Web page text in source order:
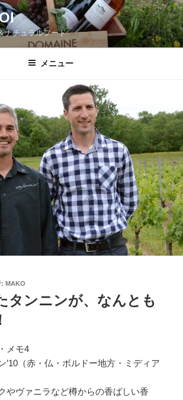
ナチュラルフード
メニュー
: MAKO
タンニンが、なんとも
メモ4
’10（赤・仏・ボルドー地方・ミディア
やヴァニラなど樽からの香ばしい香